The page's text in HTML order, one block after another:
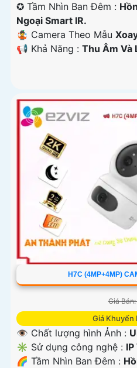
✪ Tầm Nhìn Ban Đêm :
Ngoại Smart IR.
🤹 Camera Theo Mẫu
️📢 Khả Năng : Thu Âm Và
H7C (4MP+4MP)
Giá
Giá Khuyến
👁 Chất lượng hình Ảnh :
✳️ Sử dụng công nghệ :
🌈 Tầm Nhìn Ban Đêm :